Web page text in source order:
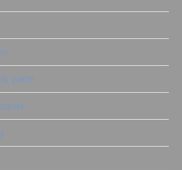
paint